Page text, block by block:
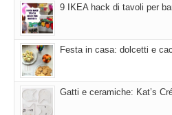
9 IKEA hack di tavoli per
Festa in casa: dolcetti e
Gatti e ceramiche: Kat’s